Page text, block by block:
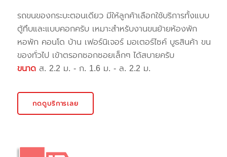
รถขนของกระบะตอนเดียว มีให้ลูกค้าเลือกใช้บริการทั้งแบบ
ตู้ทึบและแบบคอกครับ เหมาะสำหรับงานขนย้ายห้องพัก
หอพัก คอนโด บ้าน เฟอร์นิเจอร์ มอเตอร์ไซค์ บูธสินค้า ขน
ของทั่วไป เข้าตรอกซอกซอยเล็กๆ ได้สบายครับ
ขนาด ส. 2.2 ม. - ก. 1.6 ม. - ล. 2.2 ม.
กดดูบริการเลย